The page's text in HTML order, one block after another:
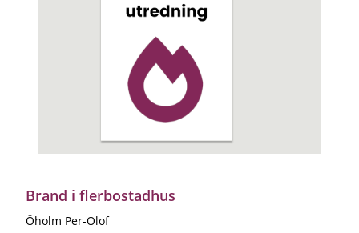
Brand i flerbostadhus
Öholm Per-Olof